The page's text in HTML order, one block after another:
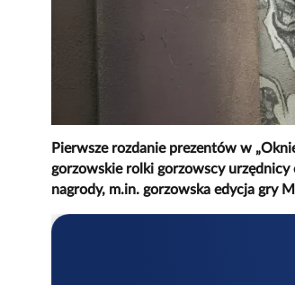
Pierwsze rozdanie prezentów w
gorzowskie rolki gorzowscy urzędnicy
nagrody, m.in. gorzowska edycja gry